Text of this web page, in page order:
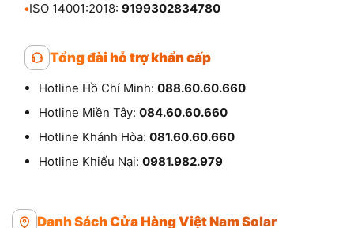
•ISO 14001:2018: 9199302834780
Tổng đài hỗ trợ khẩn cấp
Hotline Hồ Chí Minh: 088.60.60.660
Hotline Miền Tây: 084.60.60.660
Hotline Khánh Hòa: 081.60.60.660
Hotline Khiếu Nại: 0981.982.979
Danh Sách Cửa Hàng Việt Nam Solar